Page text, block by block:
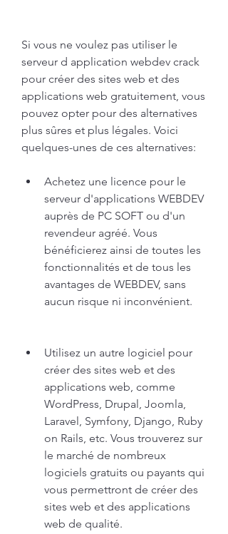
Si vous ne voulez pas utiliser le
serveur d application webdev crack
pour créer des sites web et des
applications web gratuitement, vous
pouvez opter pour des alternatives
plus sûres et plus légales. Voici
quelques-unes de ces alternatives:
Achetez une licence pour le
serveur d'applications WEBDEV
auprès de PC SOFT ou d'un
revendeur agréé. Vous
bénéficierez ainsi de toutes les
fonctionnalités et de tous les
avantages de WEBDEV, sans
aucun risque ni inconvénient.
Utilisez un autre logiciel pour
créer des sites web et des
applications web, comme
WordPress, Drupal, Joomla,
Laravel, Symfony, Django, Ruby
on Rails, etc. Vous trouverez sur
le marché de nombreux
logiciels gratuits ou payants qui
vous permettront de créer des
sites web et des applications
web de qualité.